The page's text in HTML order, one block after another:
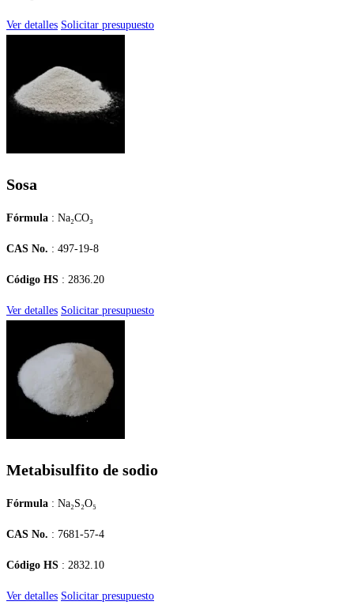
Ver detalles Solicitar presupuesto
Sosa
Fórmula : Na₂CO₃
CAS No. : 497-19-8
Código HS : 2836.20
Ver detalles Solicitar presupuesto
Metabisulfito de sodio
Fórmula : Na₂S₂O₅
CAS No. : 7681-57-4
Código HS : 2832.10
Ver detalles Solicitar presupuesto